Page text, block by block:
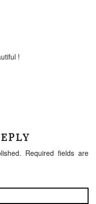
!
Required fields are